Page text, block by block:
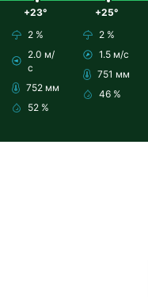
+23°
2 %
2.0 м/
с
752 мм
52 %
+25°
2 %
1.5 м/с
751 мм
46 %